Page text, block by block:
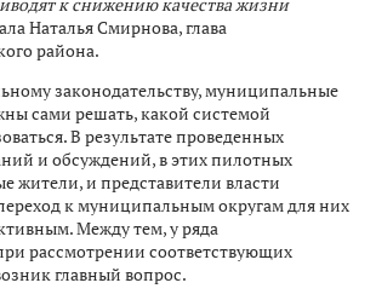
Наталья Смирнова, глава
района.
законодательству, муниципальные
сами решать, какой системой
В результате проведенных
и обсуждений, в этих пилотных
жители, и представители власти
к муниципальным округам для них
Между тем, у ряда
рассмотрении соответствующих
главный вопрос.